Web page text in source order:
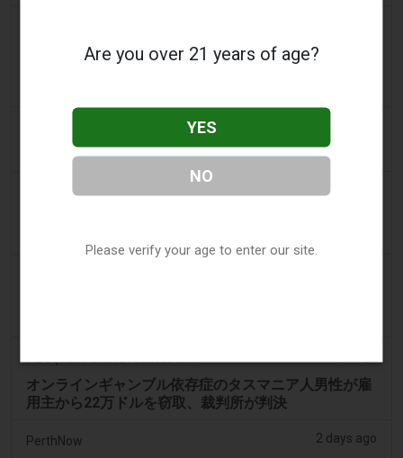
Ahmedabadにおける最大規模の賭博摘発の裏側：
100%無料スピンの収益にギャンブル要件なし
Eveningstandard 2 days ago
オンラインギャンブル依存症のタスマニア人男性が雇
用主から22万ドルを窃取、裁判所が判決
PerthNow 2 days ago
Are you over 21 years of age?
YES
NO
Please verify your age to enter our site.